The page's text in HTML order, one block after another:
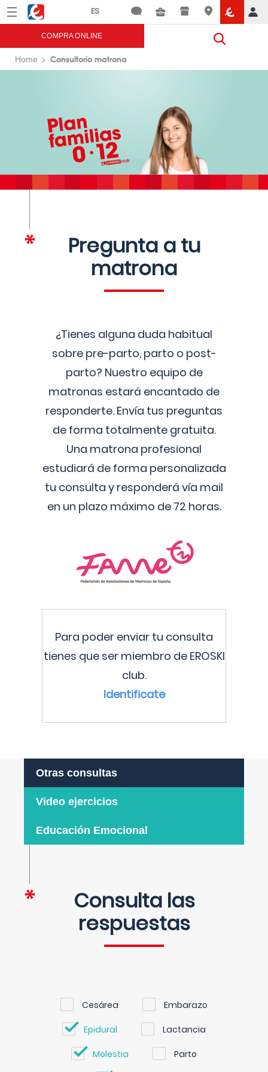
Menú Eroski
COMPRA ONLINE
Home Consultorio matrona
Pregunta a tu
matrona
¿Tienes alguna duda habitual
sobre pre-parto, parto o post-
parto? Nuestro equipo de
matronas estará encantado de
responderte. Envía tus preguntas
de forma totalmente gratuita.
Una matrona profesional
estudiará de forma personalizada
tu consulta y responderá vía mail
en un plazo máximo de 72 horas.
Para poder enviar tu consulta
tienes que ser miembro de EROSKI
club.
Identificate
Otras consultas
Video ejercicios
Educación Emocional
Consulta las
respuestas
Cesárea Embarazo
Epidural Lactancia
Molestia Parto